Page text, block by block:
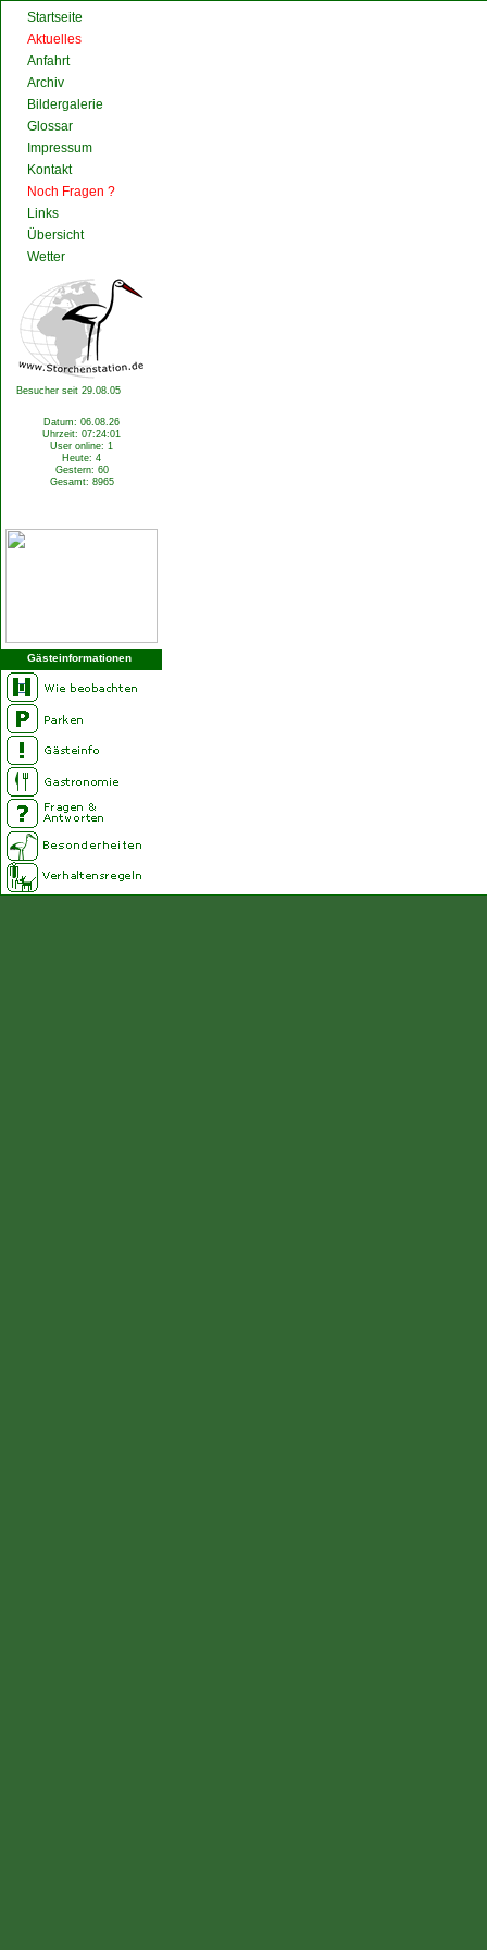
Startseite
Aktuelles
Anfahrt
Archiv
Bildergalerie
Glossar
Impressum
Kontakt
Noch Fragen ?
Links
Übersicht
Wetter
Besucher seit 29.08.05
Datum: 06.08.26
Uhrzeit: 07:24:01
User online: 1
Heute: 4
Gestern: 60
Gesamt: 8965
Gästeinformationen